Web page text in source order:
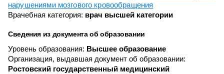
нарушениями мозгового кровообращения
Врачебная категория: врач высшей категории
Сведения из документа об образовании
Уровень образования: Высшее образование
Организация, выдавшая документ об образовании:
Ростовский государственный медицинский